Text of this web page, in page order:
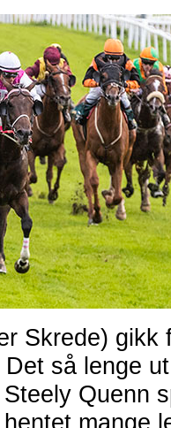
Skrede) gikk
så lenge
Quenn
mange